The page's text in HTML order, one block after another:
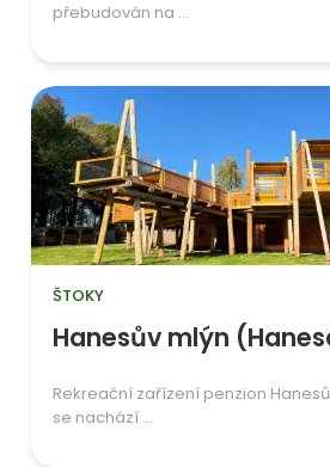
přebudován na ...
ŠTOKY
Hanesův mlýn
Rekreační zařízení penzion
se nachází ...